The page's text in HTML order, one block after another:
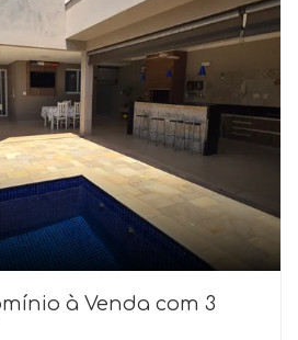
à Venda com 3